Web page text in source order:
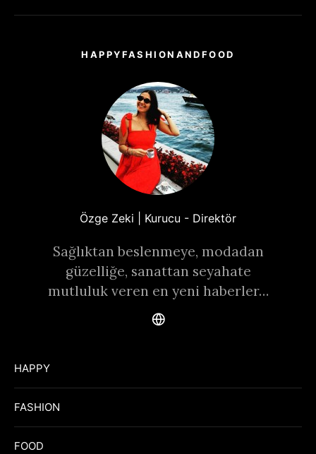
HAPPYFASHIONANDFOOD
Özge Zeki | Kurucu - Direktör
Sağlıktan beslenmeye, modadan
güzelliğe, sanattan seyahate
mutluluk veren en yeni haberler…
HAPPY
FASHION
FOOD